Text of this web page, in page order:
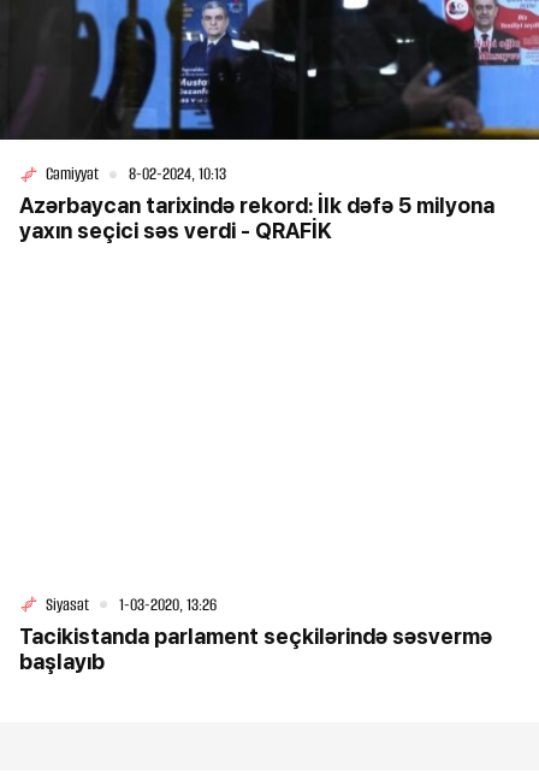
Cəmiyyət 8-02-2024, 10:13
Azərbaycan tarixində rekord: İlk dəfə 5 milyona
yaxın seçici səs verdi - QRAFİK
Siyasət 1-03-2020, 13:26
Tacikistanda parlament seçkilərində səsvermə
başlayıb